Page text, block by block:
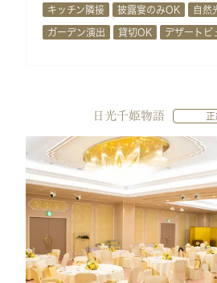
キッチン隣接 披露宴のみOK 自然
ガーデン演出 貸切OK デザートビ
日光千姫物語